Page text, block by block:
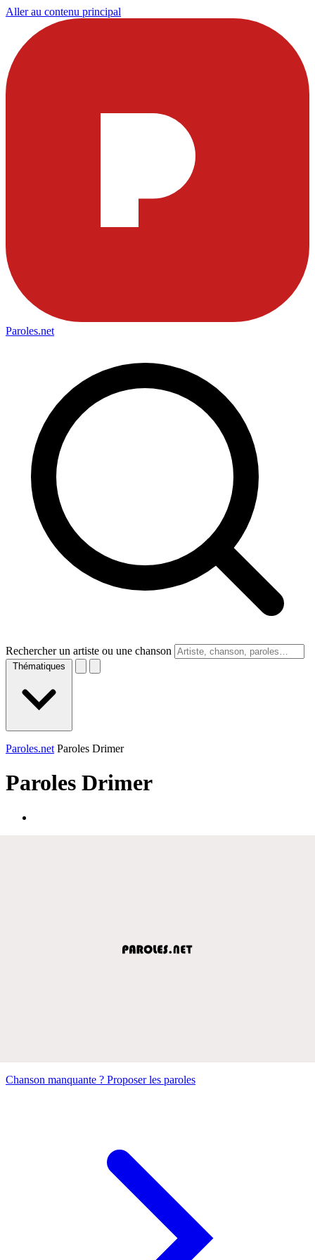
Aller au contenu principal
Paroles.net
Rechercher un artiste ou une chanson
Thématiques
Paroles.net Paroles Drimer
Paroles Drimer
Chanson manquante ? Proposer les paroles